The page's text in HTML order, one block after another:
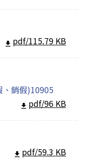
pdf/115.79 KB
銷假)10905
pdf/96 KB
pdf/59.3 KB